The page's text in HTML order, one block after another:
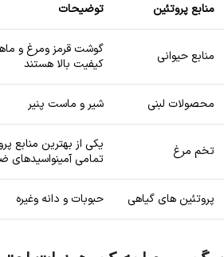
منابع پروتئین توضیحات
منابع حیوانی
گوشت قرمز ومرغ و
کیفیت بالا هستند
محصولات لبنی شیر و ماست پنیر
تخم مرغ
یکی از بهترین منابع
تمامی آمینواسیدهای
پروتئین های گیاهی حبوبات و دانه وغیره